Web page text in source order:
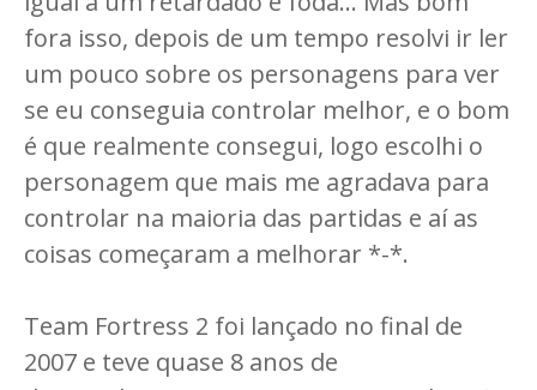
fora isso, depois de um tempo resolvi ir ler
um pouco sobre os personagens para ver
se eu conseguia controlar melhor, e o bom
é que realmente consegui, logo escolhi o
personagem que mais me agradava para
controlar na maioria das partidas e aí as
coisas começaram a melhorar *-*.
Team Fortress 2 foi lançado no final de
2007 e teve quase 8 anos de